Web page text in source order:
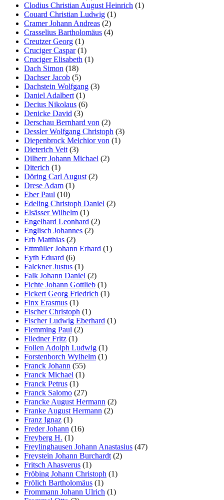
Clodius Christian August Heinrich (1)
Couard Christian Ludwig (1)
Cramer Johann Andreas (2)
Crasselius Bartholomäus (4)
Creutzer Georg (1)
Cruciger Caspar(1)
Cruciger Elisabeth (1)
Dach Simon (18)
Dachser Jacob (5)
Dachstein Wolfgang (3)
Daniel Adalbert (1)
Decius Nikolaus (6)
Denicke David (3)
Derschau Bernhard von (2)
Dessler Wolfgang Christoph (3)
Diepenbrock Melchior von (1)
Dieterich Veit (3)
Dilherr Johann Michael (2)
Diterich (1)
Döring Carl August (2)
Drese Adam (1)
Eber Paul (10)
Edeling Christoph Daniel (2)
Elsässer Wilhelm (1)
Engelhard Leonhard (2)
Englisch Johannes (2)
Erb Matthias (2)
Ettmüller Johann Erhard (1)
Eyth Eduard (6)
Falckner Justus (1)
Falk Johann Daniel (2)
Fichte Johann Gottlieb (1)
Fickert Georg Friedrich (1)
Finx Erasmus (1)
Fischer Christoph (1)
Fischer Ludwig Eberhard (1)
Flemming Paul (2)
Fliedner Fritz (1)
Follen Adolph Ludwig (1)
Forstenborch Wylhelm (1)
Franck Johann (55)
Franck Michael (1)
Franck Petrus (1)
Franck Salomo (27)
Francke August Hermann (2)
Franke August Hermann (2)
Franz Ignaz (1)
Freder Johann (16)
Freyberg H. (1)
Freylinghausen Johann Anastasius (47)
Freystein Johann Burchardt (2)
Fritsch Ahasverus (1)
Fröbing Johann Christoph (1)
Frölich Bartholomäus (1)
Frommann Johann Ulrich (1)